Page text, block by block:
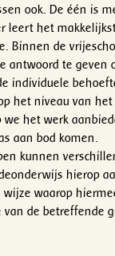
ook. De één is
leert het
Binnen de
antwoord te geven
individuele
het niveau van
het werk
aan bod komen.
kunnen
hierop
waarop
de betreffende